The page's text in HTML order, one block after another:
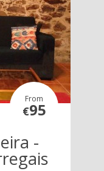
From
€95
-